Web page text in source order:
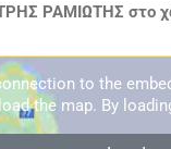
ΡΑΜΙΩΤΗΣ στο
to the
the map. By